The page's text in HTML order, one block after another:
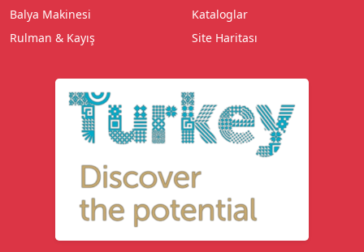
Balya Makinesi
Rulman & Kayış
Kataloglar
Site Haritası